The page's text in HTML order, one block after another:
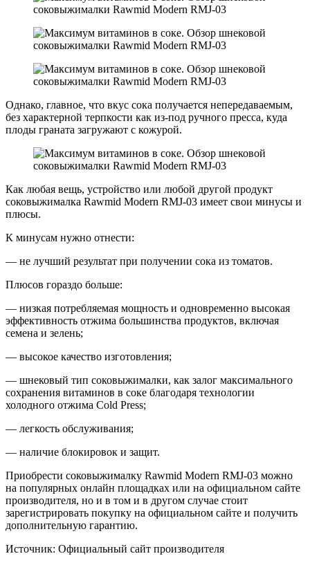
Однако, главное, что вкус сока получается непередаваемым,
без характерной терпкости как из-под ручного пресса, куда
плоды граната загружают с кожурой.
Как любая вещь, устройство или любой другой продукт
соковыжималка Rawmid Modern RMJ-03 имеет свои минусы и
плюсы.
К минусам нужно отнести:
— не лучший результат при получении сока из томатов.
Плюсов гораздо больше:
— низкая потребляемая мощность и одновременно высокая
эффективность отжима большинства продуктов, включая
семена и зелень;
— высокое качество изготовления;
— шнековый тип соковыжималки, как залог максимального
сохранения витаминов в соке благодаря технологии
холодного отжима Cold Press;
— легкость обслуживания;
— наличие блокировок и защит.
Приобрести соковыжималку Rawmid Modern RMJ-03 можно
на популярных онлайн площадках или на официальном сайте
производителя, но и в том и в другом случае стоит
зарегистрировать покупку на официальном сайте и получить
дополнительную гарантию.
Источник: Официальный сайт производителя